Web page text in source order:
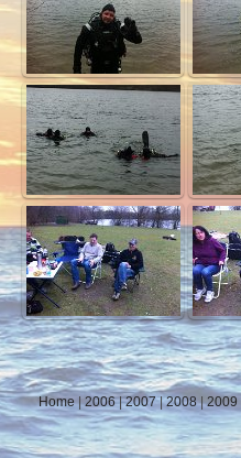
Home |2006|2007|2008|2009